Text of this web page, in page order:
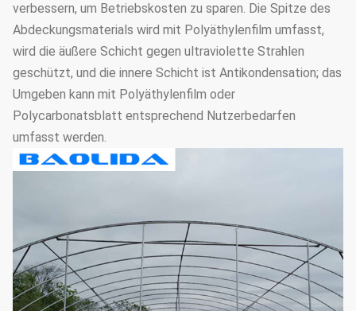
verbessern, um Betriebskosten zu sparen. Die Spitze des
Abdeckungsmaterials wird mit Polyäthylenfilm umfasst,
wird die äußere Schicht gegen ultraviolette Strahlen
geschützt, und die innere Schicht ist Antikondensation; das
Umgeben kann mit Polyäthylenfilm oder
Polycarbonatsblatt entsprechend Nutzerbedarfen
umfasst werden.